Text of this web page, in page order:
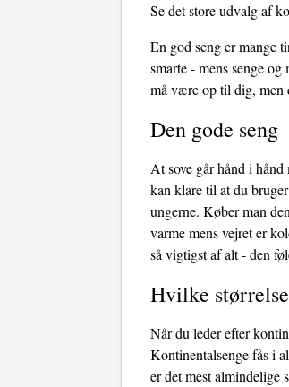
Se det store udvalg af
En god seng er mange
smarte - mens senge
må være op til dig, men
Den gode seng
At sove går hånd i
kan klare til at du
ungerne. Køber man
varme mens vejret er
så vigtigst af alt - den
Hvilke
Når du leder efter
Kontinentalsenge fås i
er det mest almindelige